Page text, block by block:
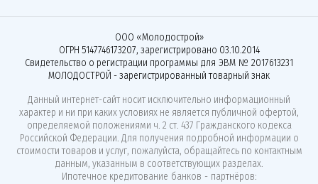
ООО «Молодострой»
ОГРН 5147746173207, зарегистрировано 03.10.2014
Свидетельство о регистрации программы для ЭВМ № 2017613231
МОЛОДОСТРОЙ - зарегистрированный товарный знак
Данный интернет-сайт носит исключительно информационный
характер и ни при каких условиях не является публичной офертой,
определяемой положениями ч. 2 ст. 437 Гражданского кодекса
Российской Федерации. Для получения подробной информации о
стоимости товаров и услуг, пожалуйста, обращайтесь по контактным
данным, указанным в соответствующих разделах.
Ипотечное кредитование банков - партнёров: